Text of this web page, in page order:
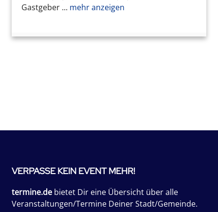
Gastgeber ... mehr anzeigen
VERPASSE KEIN EVENT MEHR!
termine.de bietet Dir eine Übersicht über alle
Veranstaltungen/Termine Deiner Stadt/Gemeinde.